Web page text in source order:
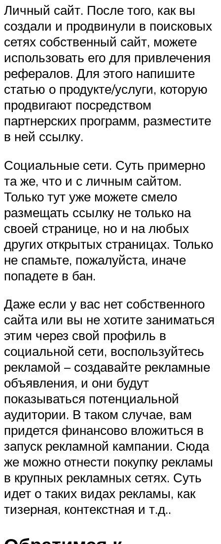
Личный сайт. После того, как вы
создали и продвинули в поисковых
сетях собственный сайт, можете
использовать его для привлечения
рефералов. Для этого напишите
статью о продукте/услуги, которую
продвигают посредством
партнерских программ, разместите
в ней ссылку.
Социальные сети. Суть примерно
та же, что и с личным сайтом.
Только тут уже можете смело
размещать ссылку не только на
своей странице, но и на любых
других открытых страницах. Только
не спамьте, пожалуйста, иначе
попадете в бан.
Даже если у вас нет собственного
сайта или вы не хотите заниматься
этим через свой профиль в
социальной сети, воспользуйтесь
рекламой – создавайте рекламные
объявления, и они будут
показываться потенциальной
аудитории. В таком случае, вам
придется финансово вложиться в
запуск рекламной кампании. Сюда
же можно отнести покупку рекламы
в крупных рекламных сетях. Суть
идет о таких видах рекламы, как
тизерная, контекстная и т.д..